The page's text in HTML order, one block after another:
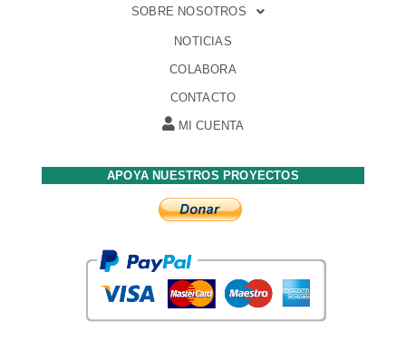
SOBRE NOSOTROS
NOTICIAS
COLABORA
CONTACTO
MI CUENTA
APOYA NUESTROS PROYECTOS